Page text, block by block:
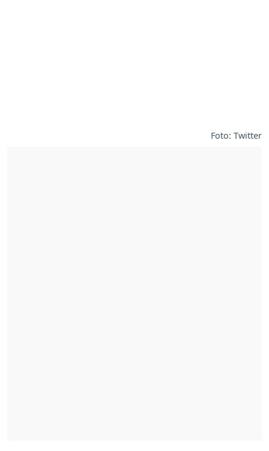
Foto: Twitter